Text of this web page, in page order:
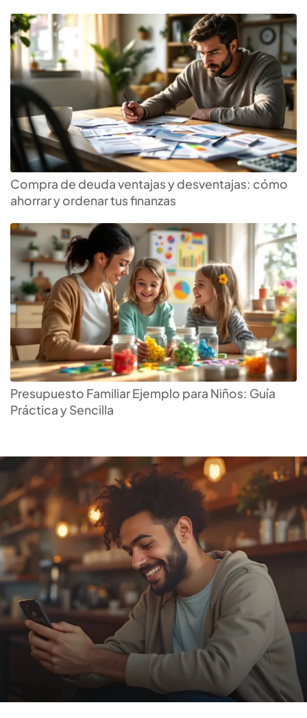
Compra de deuda ventajas y desventajas: cómo
ahorrar y ordenar tus finanzas
Presupuesto Familiar Ejemplo para Niños: Guía
Práctica y Sencilla
Encuentra lacuenta de
ahorrosque más te
conviene